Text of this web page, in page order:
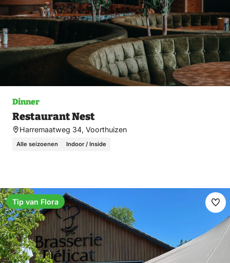
Dinner
Restaurant Nest
Harremaatweg 34, Voorthuizen
Alle seizoenen Indoor / Inside
Tip van Flora